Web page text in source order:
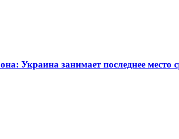
Украина занимает последнее место